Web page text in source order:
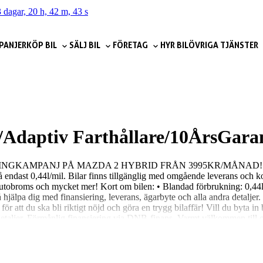
dagar, 20 h, 42 m, 41 s
KÖP BIL SÄLJ BIL FÖRETAG HYR BILÖVRIGA TJÄNSTER
Farthållare/
PÅ MAZDA 2 HYBRID FRÅN 3995KR/MÅNAD!
0,44l/mil. Bilar finns tillgänglig med omgående leverans och
och mycket mer! Kort om bilen: • Blandad förbrukning:
dig med finansiering, leverans, ägarbyte och alla andra
att du ska bli riktigt nöjd och göra en trygg bilaffär! Vill du byta
Förmånlig finansiering via DNB-finans. Varmt välkommen